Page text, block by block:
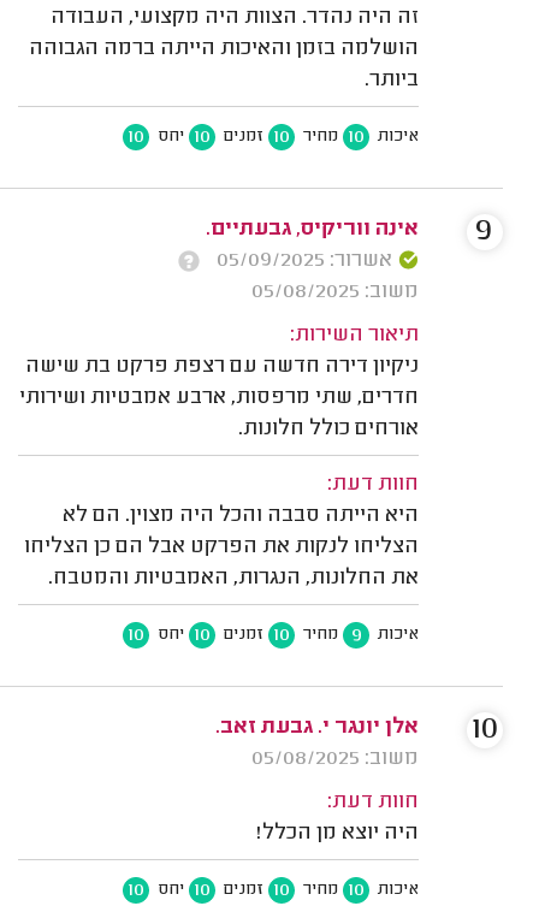
זה היה נהדר. הצוות היה מקצועי, העבודה
הושלמה בזמן והאיכות הייתה ברמה הגבוהה
ביותר.
איכות 10 מחיר 10 זמנים 10 יחס 10
אינה ווריקיס, גבעתיים.
אשרור: 05/09/2025
משוב: 05/08/2025
תיאור השירות:
ניקיון דירה חדשה עם רצפת פרקט בת שישה
חדרים, שתי מרפסות, ארבע אמבטיות ושירותי
אורחים כולל חלונות.
חוות דעת:
היא הייתה סבבה והכל היה מצוין. הם לא
הצליחו לנקות את הפרקט אבל הם כן הצליחו
את החלונות, הנגרות, האמבטיות והמטבח.
איכות 9 מחיר 10 זמנים 10 יחס 10
9
אלן יונגר י. גבעת זאב.
משוב: 05/08/2025
חוות דעת:
היה יוצא מן הכלל!
איכות 10 מחיר 10 זמנים 10 יחס 10
10